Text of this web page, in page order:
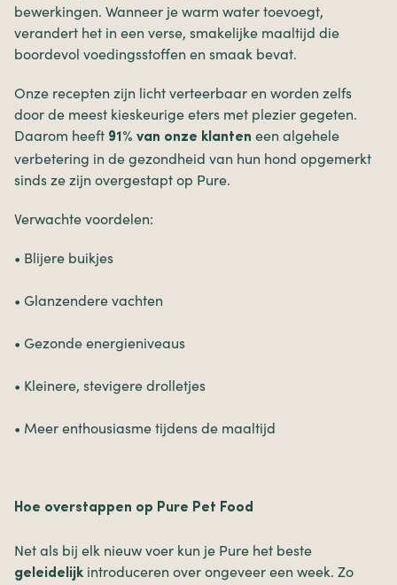
bewerkingen. Wanneer je warm water toevoegt,
verandert het in een verse, smakelijke maaltijd die
boordevol voedingsstoffen en smaak bevat.
Onze recepten zijn licht verteerbaar en worden zelfs
door de meest kieskeurige eters met plezier gegeten.
Daarom heeft 91% van onze klanten een algehele
verbetering in de gezondheid van hun hond opgemerkt
sinds ze zijn overgestapt op Pure.
Verwachte voordelen:
• Blijere buikjes
• Glanzendere vachten
• Gezonde energieniveaus
• Kleinere, stevigere drolletjes
• Meer enthousiasme tijdens de maaltijd
Hoe overstappen op Pure Pet Food
Net als bij elk nieuw voer kun je Pure het beste
geleidelijk introduceren over ongeveer een week. Zo